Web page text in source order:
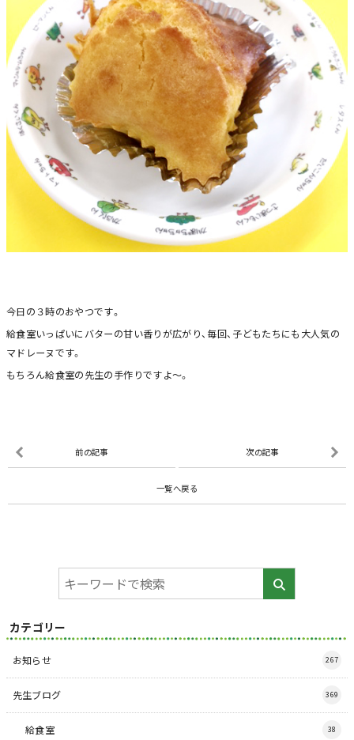
今日の３時のおやつです。
給食室いっぱいにバターの甘い香りが広がり、毎回、子どもたちにも大人気の
マドレーヌです。
もちろん給食室の先生の手作りですよ～。
前の記事 次の記事
一覧へ戻る
カテゴリー
お知らせ 267
先生ブログ 369
給食室 38